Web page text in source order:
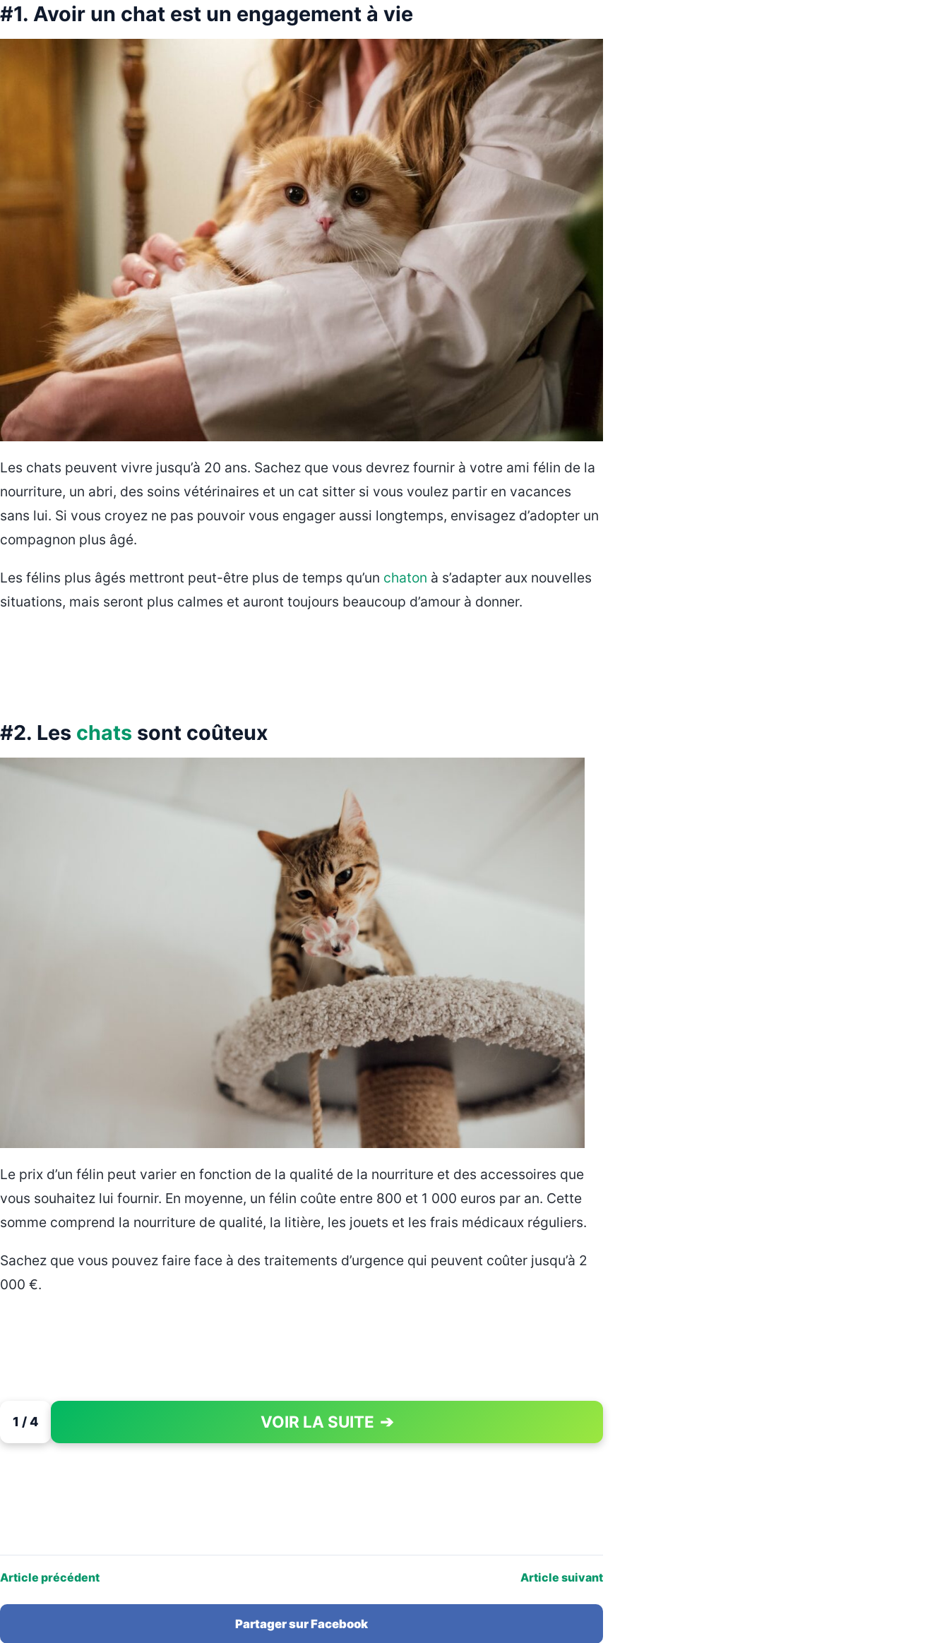
#1. Avoir un chat est un engagement à vie
Les chats peuvent vivre jusqu’à 20 ans. Sachez que vous devrez fournir à votre ami félin de la
nourriture, un abri, des soins vétérinaires et un cat sitter si vous voulez partir en vacances
sans lui. Si vous croyez ne pas pouvoir vous engager aussi longtemps, envisagez d’adopter un
compagnon plus âgé.
Les félins plus âgés mettront peut-être plus de temps qu’un chaton à s’adapter aux nouvelles
situations, mais seront plus calmes et auront toujours beaucoup d’amour à donner.
#2. Les chats sont coûteux
Le prix d’un félin peut varier en fonction de la qualité de la nourriture et des accessoires que
vous souhaitez lui fournir. En moyenne, un félin coûte entre 800 et 1 000 euros par an. Cette
somme comprend la nourriture de qualité, la litière, les jouets et les frais médicaux réguliers.
Sachez que vous pouvez faire face à des traitements d’urgence qui peuvent coûter jusqu’à 2
000 €.
1 / 4 VOIR LA SUITE ➔
PAGE 1 OF 4
Article précédent Article suivant
Partager sur Facebook